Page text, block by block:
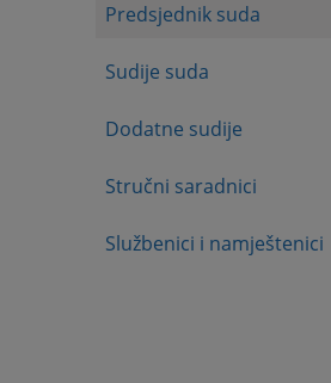
Predsjednik suda
Sudije suda
Dodatne sudije
Stručni saradnici
Službenici i namještenici